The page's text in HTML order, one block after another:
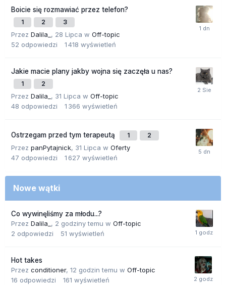
Boicie się rozmawiać przez telefon?
1 2 3
Przez Dalila_ , 28 Lipca w Off-topic
52 odpowiedzi 1 418 wyświetleń
Jakie macie plany jakby wojna się zaczęła u nas?
1 2
Przez Dalila_ , 31 Lipca w Off-topic
48 odpowiedzi 1 366 wyświetleń
Ostrzegam przed tym terapeutą 1 2
Przez panPytajnick, 31 Lipca w Oferty
47 odpowiedzi 1 627 wyświetleń
Nowe wątki
Co wywinęliśmy za młodu...?
Przez Dalila_ , 2 godziny temu w Off-topic
2 odpowiedzi 51 wyświetleń
Hot takes
Przez conditioner, 12 godzin temu w Off-topic
16 odpowiedzi 161 wyświetleń